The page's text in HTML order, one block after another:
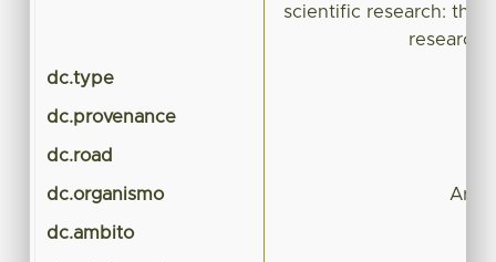
scientific research: the
research
dc.type
dc.provenance
dc.road
dc.organismo
dc.ambito